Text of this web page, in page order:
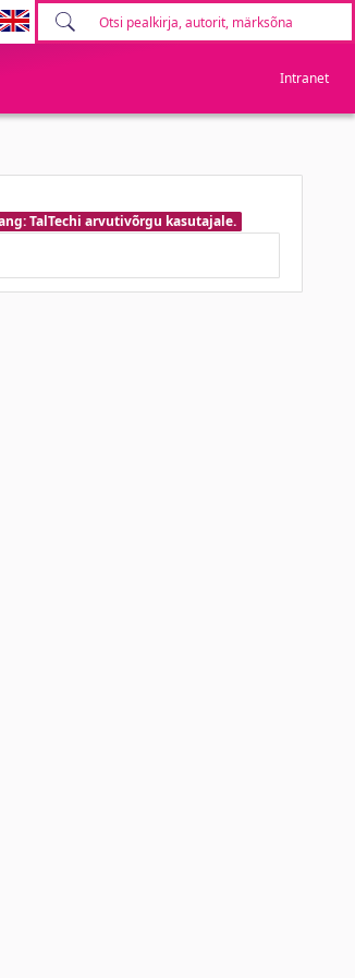
Intranet
TalTechi arvutivõrgu kasutajale.